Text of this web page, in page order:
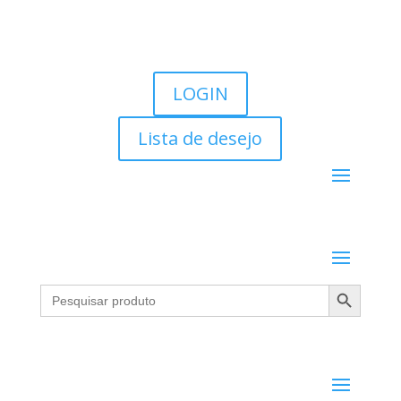
LOGIN
Lista de desejo
Search
for:
Search Button